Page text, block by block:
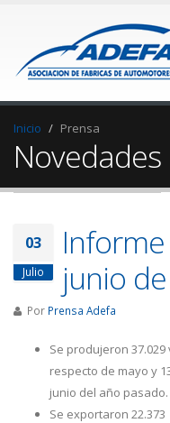
Inicio Prensa
Novedades
03
Julio
junio
Por Prensa Adefa
Se produjeron
respecto de mayo y
junio del año pasado.
Se exportaron